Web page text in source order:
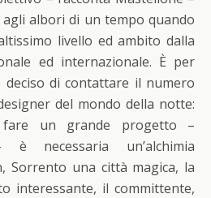
albori di un tempo quando
livello ed ambito dalla
ed internazionale. È per
di contattare il numero
del mondo della notte:
fare un grande progetto –
necessaria un’alchimia
Sorrento una città magica, la
interessante, il committente,